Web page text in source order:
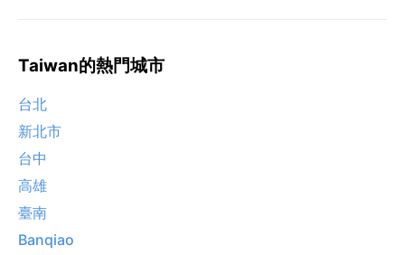
Taiwan的熱門城市
台北
新北市
台中
高雄
臺南
Banqiao